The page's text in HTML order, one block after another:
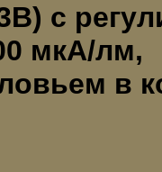
с
мкА/лм,
в